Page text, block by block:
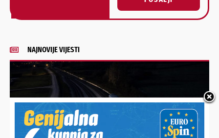
Alternative:
NAJNOVIJE VIJESTI